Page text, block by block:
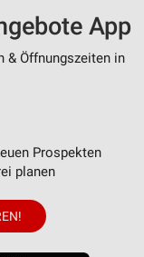
App
& Öffnungszeiten in
Prospekten
planen